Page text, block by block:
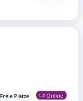
Freie Plätze Online